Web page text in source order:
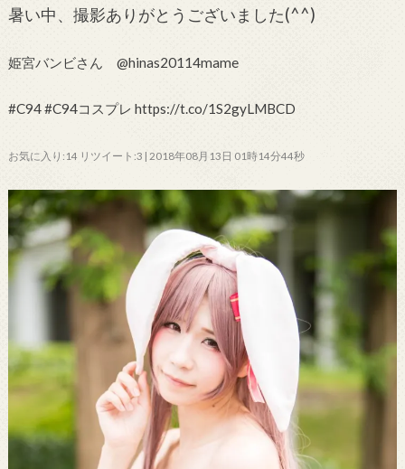
暑い中、撮影ありがとうございました(^^)
姫宮バンビさん @hinas20114mame
#C94 #C94コスプレ https://t.co/1S2gyLMBCD
お気に入り:14 リツイート:3 | 2018年08月13日 01時14分44秒